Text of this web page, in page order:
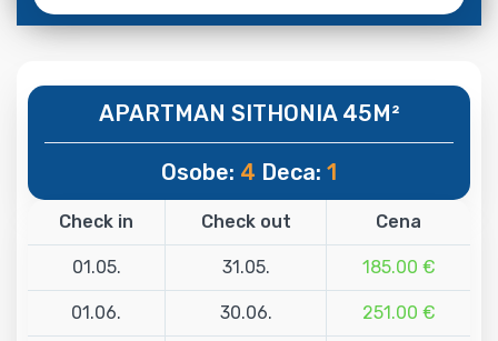
APARTMAN SITHONIA 45M²
Osobe: 4 Deca: 1
Check in Check out Cena
01.05. 31.05. 185.00 €
01.06. 30.06. 251.00 €